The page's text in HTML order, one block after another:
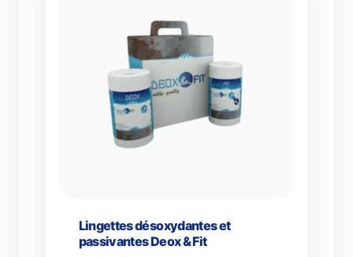
Lingettes désoxydantes et
passivantes Deox & Fit